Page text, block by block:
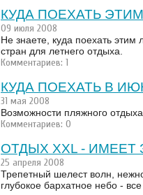
КУДА ПОЕХАТЬ
09 июля 2008
Не знаете, куда поехать
стран для летнего отдыха.
Комментариев: 1
КУДА ПОЕХАТЬ В
31 мая 2008
Возможности пляжного
Комментариев: 0
ОТДЫХ XXL - ИМЕЕТ
25 апреля 2008
Трепетный шелест волн,
глубокое бархатное небо -